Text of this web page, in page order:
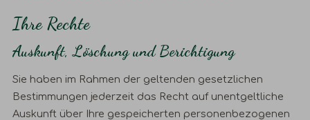
Ihre Rechte
Auskunft, Löschung und Berichtigung
Sie haben im Rahmen der geltenden gesetzlichen
Bestimmungen jederzeit das Recht auf unentgeltliche
Auskunft über Ihre gespeicherten personenbezogenen